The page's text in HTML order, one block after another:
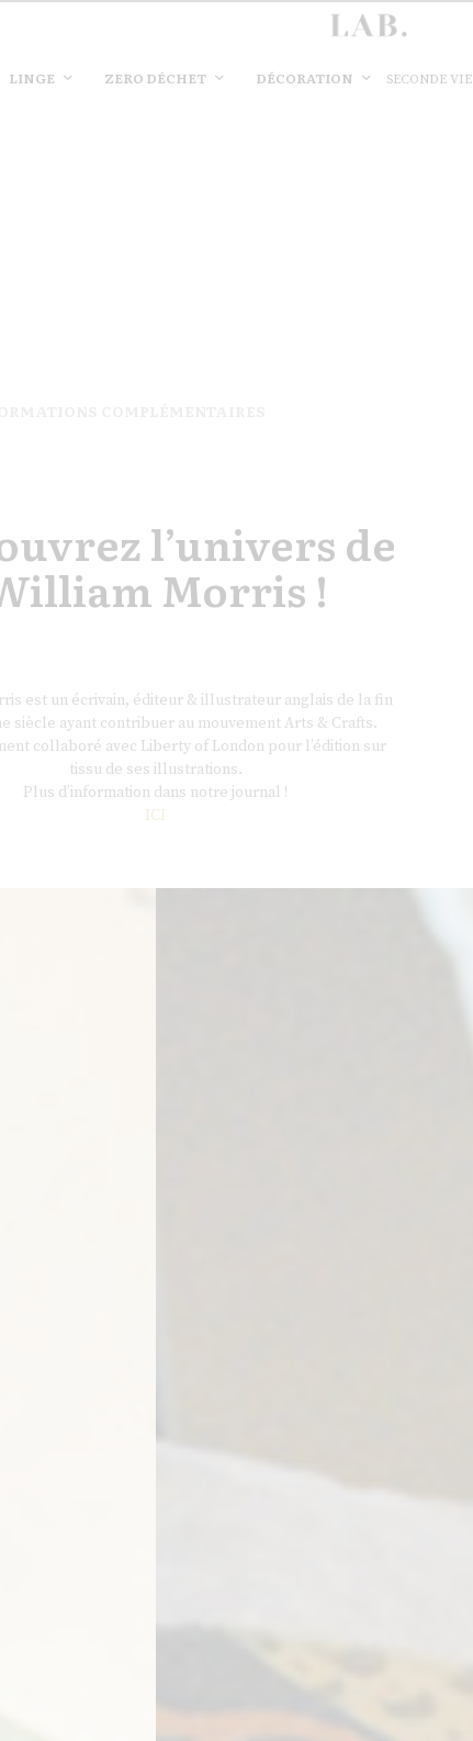
LINGE ZERO DÉCHET DÉCORATION SECONDE VIE
l’univers de
Morris !
est un écrivain, éditeur & illustrateur anglais de la fin
siècle ayant contribuer au mouvement Arts & Crafts.
collaboré avec Liberty of London pour l’édition sur
tissu de ses illustrations.
Plus d’information dans notre journal !
ICI